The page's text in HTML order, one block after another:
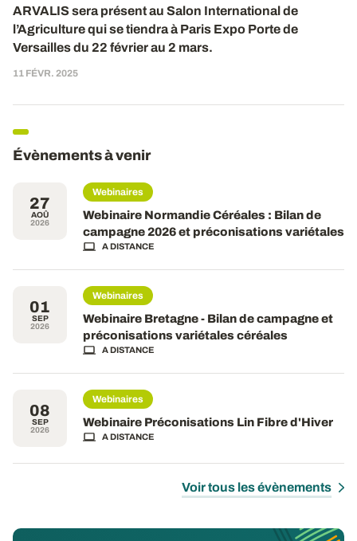
ARVALIS sera présentau Salon International de
l’Agriculture qui se tiendra à Paris Expo Porte de
Versailles du 22 février au 2 mars.
11 FÉVR. 2025
Évènements à venir
27
AOÛ
2026
Webinaires
Webinaire Normandie Céréales : Bilan de
campagne 2026 et préconisations variétales
A DISTANCE
01
SEP
2026
Webinaires
Webinaire Bretagne - Bilan de campagne et
préconisations variétales céréales
A DISTANCE
08
SEP
2026
Webinaires
Webinaire Préconisations Lin Fibre d'Hiver
A DISTANCE
Voir tous les évènements